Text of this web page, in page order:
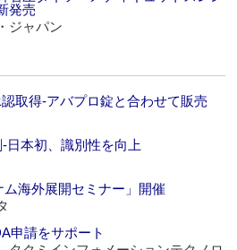
発売
ジャパン
取得‐アバプロ錠と合わせて販売
日本初、識別性を向上
海外展開セミナー」開催
申請をサポート